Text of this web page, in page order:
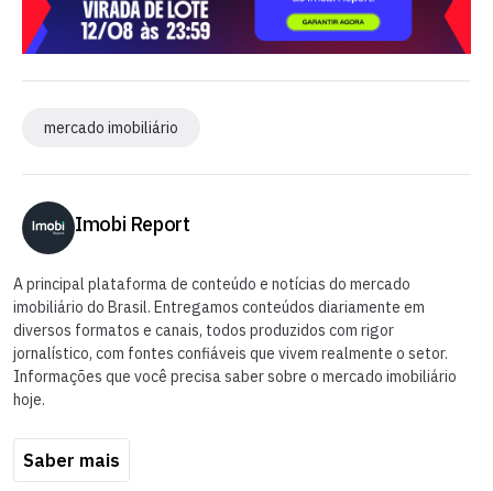
mercado imobiliário
Imobi Report
A principal plataforma de conteúdo e notícias do mercado
imobiliário do Brasil. Entregamos conteúdos diariamente em
diversos formatos e canais, todos produzidos com rigor
jornalístico, com fontes confiáveis que vivem realmente o setor.
Informações que você precisa saber sobre o mercado imobiliário
hoje.
Saber mais